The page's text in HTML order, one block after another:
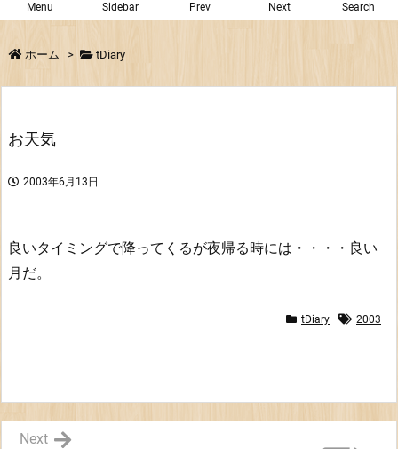
Menu Sidebar Prev Next Search
ホーム > tDiary
お天気
2003年6月13日
良いタイミングで降ってくるが夜帰る時には・・・・良い
月だ。
tDiary 2003
Next